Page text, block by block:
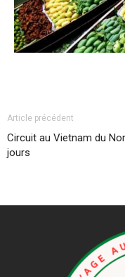
Article précédent
Circuit au Vietnam du
jours